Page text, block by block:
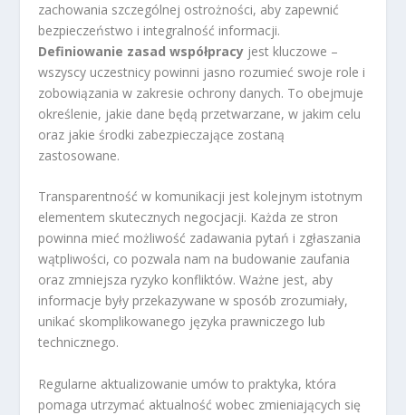
zachowania szczególnej ostrożności, aby zapewnić
bezpieczeństwo i integralność informacji.
Definiowanie zasad współpracy jest kluczowe –
wszyscy uczestnicy powinni jasno rozumieć swoje role i
zobowiązania w zakresie ochrony danych. To obejmuje
określenie, jakie dane będą przetwarzane, w jakim celu
oraz jakie środki zabezpieczające zostaną
zastosowane.
Transparentność w komunikacji jest kolejnym istotnym
elementem skutecznych negocjacji. Każda ze stron
powinna mieć możliwość zadawania pytań i zgłaszania
wątpliwości, co pozwala nam na budowanie zaufania
oraz zmniejsza ryzyko konfliktów. Ważne jest, aby
informacje były przekazywane w sposób zrozumiały,
unikać skomplikowanego języka prawniczego lub
technicznego.
Regularne aktualizowanie umów to praktyka, która
pomaga utrzymać aktualność wobec zmieniających się